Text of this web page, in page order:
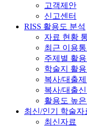
고객제안
신고센터
RISS 활용도 분석
자료 현황
최근 이용
주제별 활
학술지 활
복사/대출
복사/대출
활용도 높은
최신/인기 학술자
최신자료